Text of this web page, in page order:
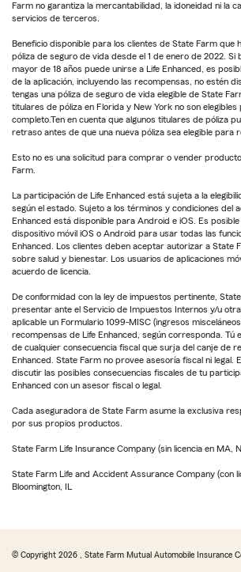
Farm no garantiza la mercantabilidad, la idoneidad ni la
servicios de terceros.
Beneficio disponible para los clientes de State Farm que
póliza de seguro de vida desde el 1 de enero de 2022. Si
mayor de 18 años puede unirse a Life Enhanced, es
de la aplicación, incluyendo las recompensas, no estén
tengas una póliza de seguro de vida elegible de State
titulares de póliza en Florida y New York no son
completo.Ten en cuenta que algunos titulares de póliza
retraso antes de que una nueva póliza sea elegible para
Esto no es una solicitud para comprar o vender
Farm.
La participación de Life Enhanced está sujeta a la
según el estado. Sujeto a los términos y condiciones del
Enhanced está disponible para Android e iOS. Es
dispositivo móvil iOS o Android para usar todas las
Enhanced. Los clientes deben aceptar autorizar a State
sobre salud y bienestar. Los usuarios de aplicaciones
acuerdo de licencia.
De conformidad con la ley de impuestos pertinente,
presentar ante el Servicio de Impuestos Internos y/u
aplicable un Formulario 1099-MISC (ingresos
recompensas de Life Enhanced, según corresponda. Tú
de cualquier consecuencia fiscal que surja del canje de
Enhanced. State Farm no provee asesoría fiscal ni legal.
discutir las posibles consecuencias fiscales de tu
Enhanced con un asesor fiscal o legal.
Cada aseguradora de State Farm asume la exclusiva
por sus propios productos.
State Farm Life Insurance Company (sin licencia en MA,
State Farm Life and Accident Assurance Company (con
Bloomington, IL
© Copyright 2026 , State Farm Mutual Automobile Insurance